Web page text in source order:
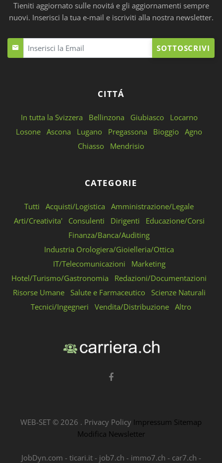
Tieniti aggiornato sulle novitá e gli aggiornamenti sempre
nuovi. Inserisci la tua e-mail e iscriviti alla nostra newsletter.
SOTTOSCRIVI
CITTÁ
In tutta la Svizzera Bellinzona Giubiasco
Locarno
Losone Ascona Lugano Pregassona Bioggio Agno
Chiasso
Mendrisio
CATEGORIE
Tutti Acquisti/Logistica
Amministrazione/Legale
Arti/Creativita'
Consulenti Dirigenti
Educazione/Corsi
Finanza/Banca/Auditing
Industria Orologiera/Gioielleria/Ottica
IT/Telecomunicazioni
Marketing
Hotel/Turismo/Gastronomia
Redazioni/Documentazioni
Risorse Umane
Salute e Farmaceutico
Scienze Naturali
Tecnici/Ingegneri
Vendita/Distribuzione Altro
WEB-SET © 2026 . Privacy Policy Impressum Sitemap
Modifica Newsletter
JobDyn.com - ticari.it- job7.ch - immo7.ch - car7.ch -